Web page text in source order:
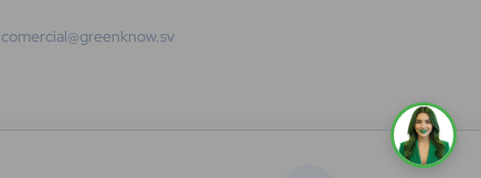
comercial@greenknow.sv